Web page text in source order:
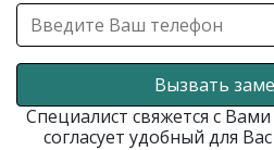
Вызвать
Специалист свяжется с
согласует удобный для